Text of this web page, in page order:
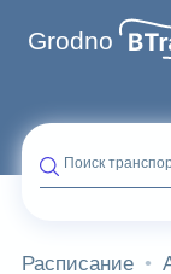
Grodno
Поиск
Расписание